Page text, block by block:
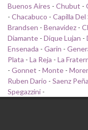
Buenos Aires - Chubut -
- Chacabuco - Capilla Del
Brandsen - Benavidez -
Diamante - Dique Lujan -
Ensenada - Garin -
Plata - La Reja - La
- Gonnet - Monte -
Ruben Dario - Saenz Peña
Spegazzini -